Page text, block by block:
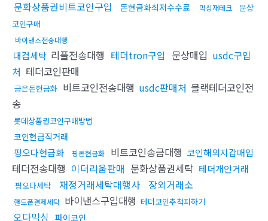
문화상품권비트코인구입 돈현금화최저수수료 믹싱재테크
문상
코인구매
바이낸스전송대행
대검세탁 리플전송대행 테더tron구입 문상매입 usdc구입
처 테더코인판매
금은돈현금화 비트코인전송대행 usdc판매처 블랙테더코인전
송
롯데상품권코인구매방법
코인현금직거래
핑오다현금화 핑돈현금화 비트코인송금대행 코인해외지갑매입
테더전송대행 이더리움판매 문화상품권세탁 테더개인거래
핑오다세탁 재정거래세탁대행사 장외거래소
핸드폰결제세탁 바이낸스구입대행 테더코인추척피하기
오다믹싱 파이코인